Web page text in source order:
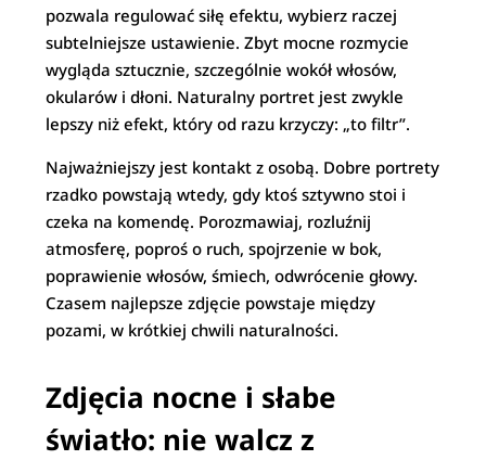
pozwala regulować siłę efektu, wybierz raczej
subtelniejsze ustawienie. Zbyt mocne rozmycie
wygląda sztucznie, szczególnie wokół włosów,
okularów i dłoni. Naturalny portret jest zwykle
lepszy niż efekt, który od razu krzyczy: „to filtr”.
Najważniejszy jest kontakt z osobą. Dobre portrety
rzadko powstają wtedy, gdy ktoś sztywno stoi i
czeka na komendę. Porozmawiaj, rozluźnij
atmosferę, poproś o ruch, spojrzenie w bok,
poprawienie włosów, śmiech, odwrócenie głowy.
Czasem najlepsze zdjęcie powstaje między
pozami, w krótkiej chwili naturalności.
Zdjęcia nocne i słabe
światło: nie walcz z